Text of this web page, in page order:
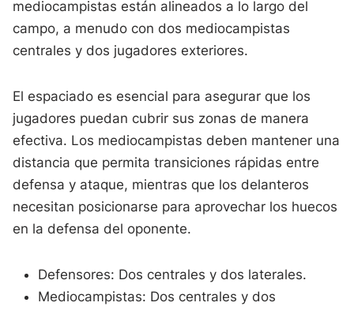
mediocampistas están alineados a lo largo del
campo, a menudo con dos mediocampistas
centrales y dos jugadores exteriores.
El espaciado es esencial para asegurar que los
jugadores puedan cubrir sus zonas de manera
efectiva. Los mediocampistas deben mantener una
distancia que permita transiciones rápidas entre
defensa y ataque, mientras que los delanteros
necesitan posicionarse para aprovechar los huecos
en la defensa del oponente.
Defensores: Dos centrales y dos laterales.
Mediocampistas: Dos centrales y dos